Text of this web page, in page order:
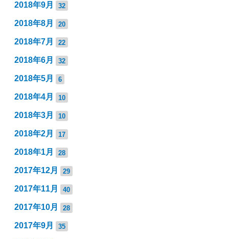
2018年9月 32
2018年8月 20
2018年7月 22
2018年6月 32
2018年5月 6
2018年4月 10
2018年3月 10
2018年2月 17
2018年1月 28
2017年12月 29
2017年11月 40
2017年10月 28
2017年9月 35